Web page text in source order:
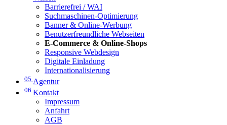
Barrierefrei / WAI
Suchmaschinen-Optimierung
Banner & Online-Werbung
Benutzerfreundliche Webseiten
E-Commerce & Online-Shops
Responsive Webdesign
Digitale Einladung
Internationalisierung
05 Agentur
06 Kontakt
Impressum
Anfahrt
AGB